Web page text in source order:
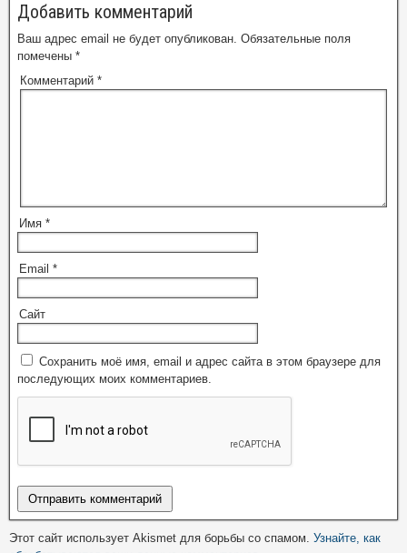
Добавить комментарий
Ваш адрес email не будет опубликован. Обязательные поля
помечены *
Комментарий *
Имя *
Email *
Сайт
Сохранить моё имя, email и адрес сайта в этом браузере для
последующих моих комментариев.
Этот сайт использует Akismet для борьбы со спамом. Узнайте, как